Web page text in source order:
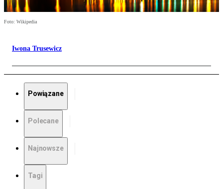
Foto: Wikipedia
Iwona Trusewicz
Powiązane
Polecane
Najnowsze
Tagi